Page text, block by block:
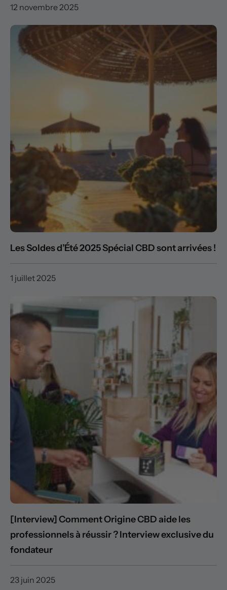
12 novembre 2025
Les Soldes d’Été 2025 Spécial CBD sont arrivées !
1 juillet 2025
[Interview] Comment Origine CBD aide les
professionnels à réussir ? Interview exclusive du
fondateur
23 juin 2025